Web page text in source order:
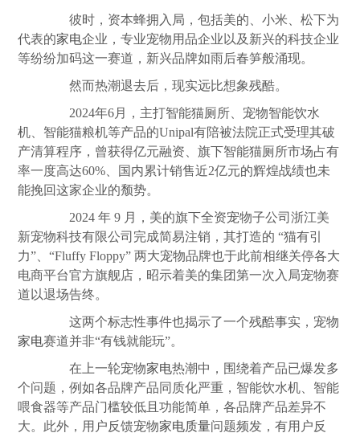
彼时，资本蜂拥入局，包括美的、小米、松下为
代表的家电企业，专业宠物用品企业以及新兴的科技企业
等纷纷加码这一赛道，新兴品牌如雨后春笋般涌现。
然而热潮退去后，现实远比想象残酷。
2024年6月，主打智能猫厕所、宠物智能饮水
机、智能猫粮机等产品的Unipal有陪被法院正式受理其破
产清算程序，曾获得亿元融资、旗下智能猫厕所市场占有
率一度高达60%、国内累计销售近2亿元的辉煌战绩也未
能挽回这家企业的颓势。
2024 年 9 月，美的旗下全资宠物子公司浙江美
新宠物科技有限公司完成简易注销，其打造的 “猫有引
力”、“Fluffy Floppy” 两大宠物品牌也于此前相继关停各大
电商平台官方旗舰店，昭示着美的集团第一次入局宠物赛
道以退场告终。
这两个标志性事件也揭示了一个残酷事实，宠物
家电赛道并非“有钱就能玩”。
在上一轮宠物家电热潮中，围绕着产品已爆发多
个问题，例如各品牌产品同质化严重，智能饮水机、智能
喂食器等产品门槛较低且功能简单，各品牌产品差异不
大。此外，用户反馈宠物家电质量问题频发，有用户反